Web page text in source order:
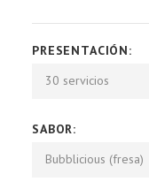
PRESENTACIÓN:
30 servicios
SABOR:
Bubblicious (fresa)